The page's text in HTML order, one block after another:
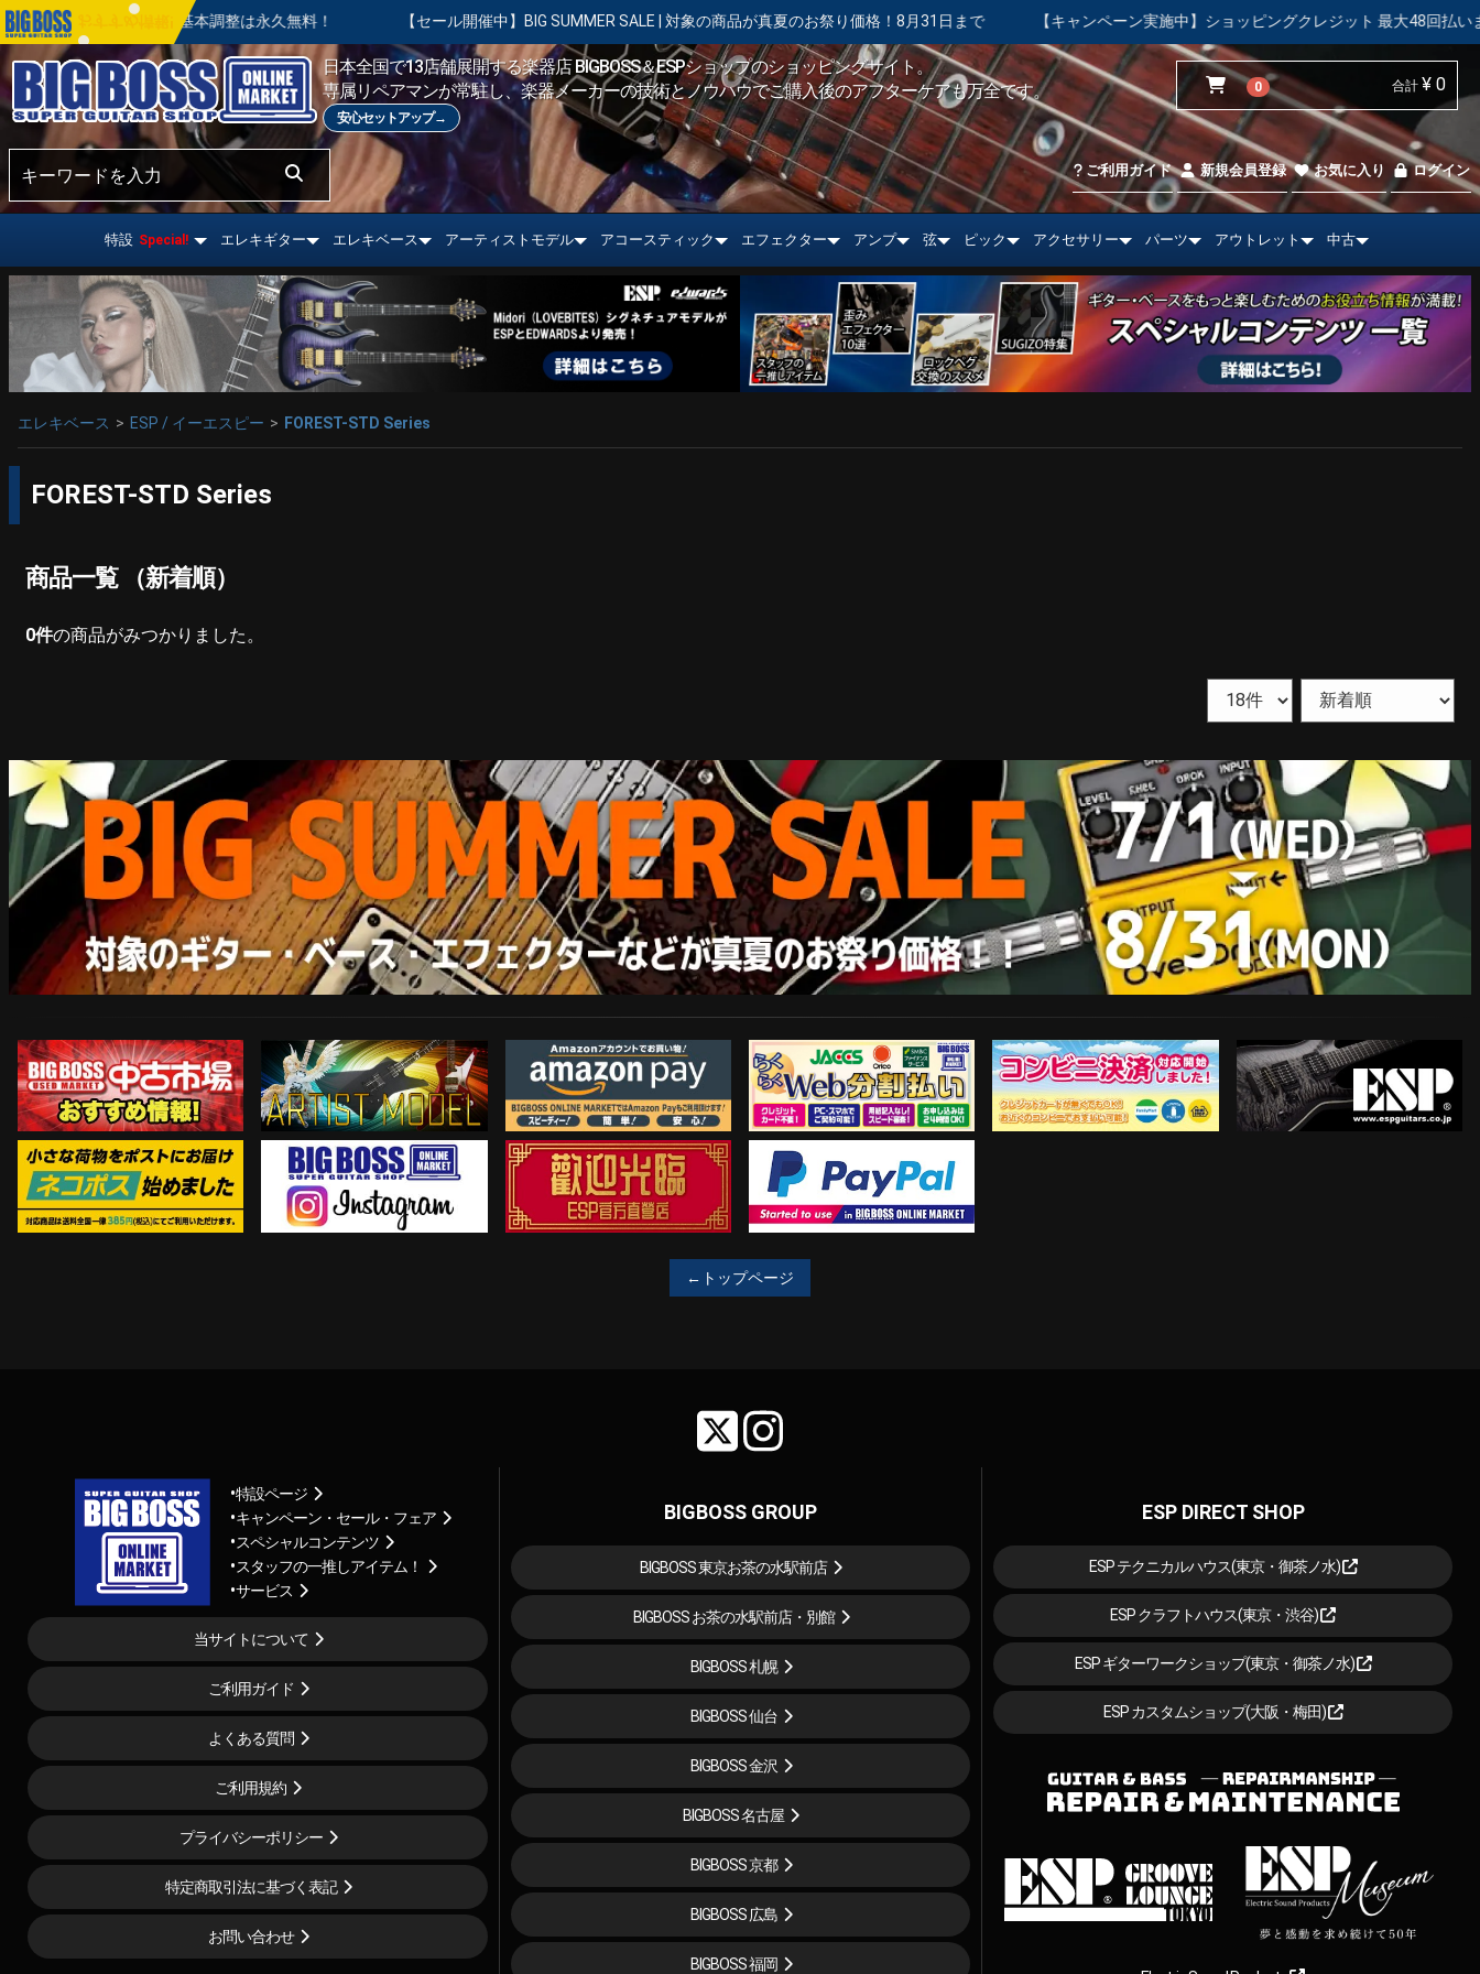
購入後の基本調整は永久無料！ 【セール開催中】BIG SUMMER SALE | 対象の商品が真夏のお祭り価格！8月31日まで 【キャンペーン実施中】ショッピングクレジット 最大48回払いまで金利手数
日本全国で13店舗展開する楽器店 BIGBOSS＆ESPショップのショッピングサイト。
専属リペアマンが常駐し、楽器メーカーの技術とノウハウでご購入後のアフターケアも万全です。
安心セットアップ→
0 合計 ¥ 0
ご利用ガイド 新規会員登録 お気に入り ログイン
特設 Special! エレキギター エレキベース アーティストモデル アコースティック エフェクター アンプ 弦 ピック アクセサリー パーツ アウトレット 中古
エレキベース ESP / イーエスピー FOREST-STD Series
FOREST-STD Series
商品一覧 （新着順）
0件の商品がみつかりました。
中古市場おすすめ情報!! ARTIST MODEL Amazon Pay らくらくWeb分割払い コンビニ決済対応開始！ ESP Guitars
ネコポス対象商品はコチラ Instagram 歓迎工臨 PayPal決済がご利用可能！
←トップページ
特設ページ
キャンペーン・セール・フェア
スペシャルコンテンツ
スタッフの一推しアイテム！
サービス
当サイトについて
ご利用ガイド
よくある質問
ご利用規約
プライバシーポリシー
特定商取引法に基づく表記
お問い合わせ
BIGBOSS GROUP
BIGBOSS 東京お茶の水駅前店
BIGBOSS お茶の水駅前店・別館
BIGBOSS 札幌
BIGBOSS 仙台
BIGBOSS 金沢
BIGBOSS 名古屋
BIGBOSS 京都
BIGBOSS 広島
BIGBOSS 福岡
ESP DIRECT SHOP
ESP テクニカルハウス(東京・御茶ノ水)
ESP クラフトハウス(東京・渋谷)
ESP ギターワークショップ(東京・御茶ノ水)
ESP カスタムショップ(大阪・梅田)